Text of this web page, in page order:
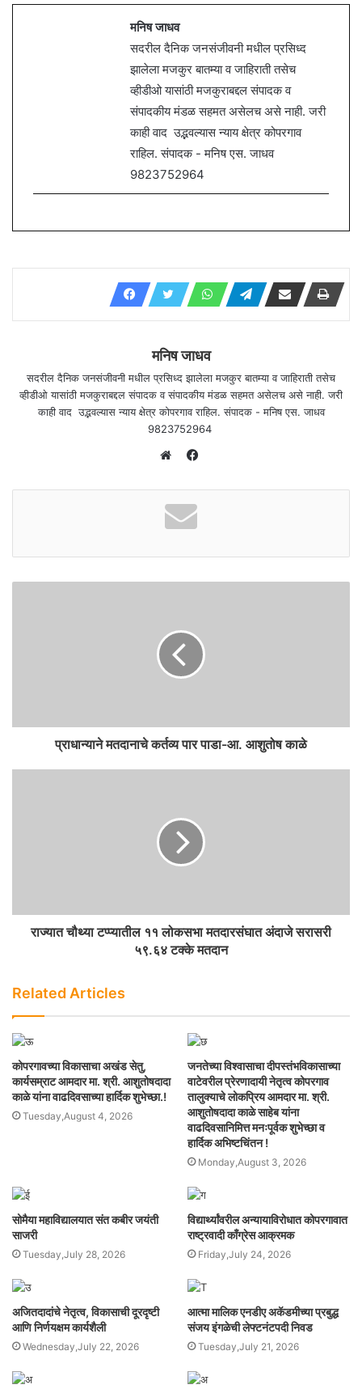
मनिष जाधव
सदरील दैनिक जनसंजीवनी मधील प्रसिध्द
झालेला मजकुर बातम्या व जाहिराती तसेच
व्हीडीओ यासांठी मजकुराबद्दल संपादक व
संपादकीय मंडळ सहमत असेलच असे नाही. जरी
काही वाद उद्भवल्यास न्याय क्षेत्र कोपरगाव
राहिल. संपादक - मनिष एस. जाधव
9823752964
मनिष जाधव
सदरील दैनिक जनसंजीवनी मधील प्रसिध्द झालेला मजकुर बातम्या व जाहिराती तसेच
व्हीडीओ यासांठी मजकुराबद्दल संपादक व संपादकीय मंडळ सहमत असेलच असे नाही. जरी
काही वाद उद्भवल्यास न्याय क्षेत्र कोपरगाव राहिल. संपादक - मनिष एस. जाधव
9823752964
e
b
s
c
प्राधान्याने मतदानाचे कर्तव्य पार पाडा-आ. आशुतोष काळे
राज्यात चौथ्या टप्प्यातील ११ लोकसभा मतदारसंघात अंदाजे सरासरी
५९.६४ टक्के मतदान
Related Articles
कोपरगावच्या विकासाचा अखंड सेतु,
कार्यसम्राट आमदार मा. श्री. आशुतोषदादा
काळे यांना वाढदिवसाच्या हार्दिक शुभेच्छा.!
Tuesday,August 4, 2026
जनतेच्या विश्वासाचा दीपस्तंभविकासाच्या
वाटेवरील प्रेरणादायी नेतृत्व कोपरगाव
तालुक्याचे लोकप्रिय आमदार मा. श्री.
आशुतोषदादा काळे साहेब यांना
वाढदिवसानिमित्त मनःपूर्वक शुभेच्छा व
हार्दिक अभिष्टचिंतन !
Monday,August 3, 2026
सोमैया महाविद्यालयात संत कबीर जयंती
साजरी
Tuesday,July 28, 2026
विद्यार्थ्यांवरील अन्यायाविरोधात कोपरगावात
राष्ट्रवादी काँग्रेस आक्रमक
Friday,July 24, 2026
अजितदादांचे नेतृत्व, विकासाची दूरदृष्टी
आणि निर्णयक्षम कार्यशैली
Wednesday,July 22, 2026
आत्मा मालिक एनडीए अकॅडमीच्या प्रबुद्ध
संजय इंगळेची लेफ्टनंटपदी निवड
Tuesday,July 21, 2026